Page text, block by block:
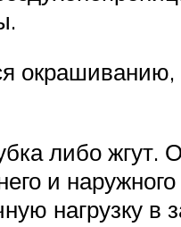
окрашиванию,
либо жгут.
и
нагрузку в